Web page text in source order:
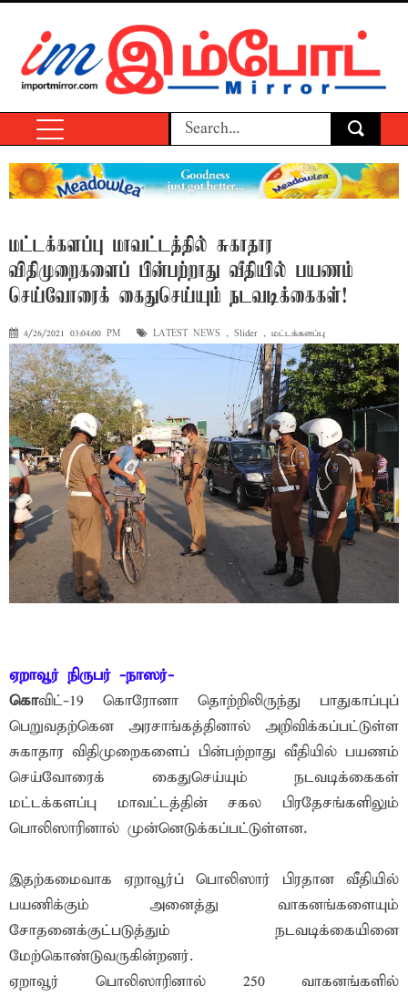
மட்டக்களப்பு மாவட்டத்தில் சுகாதார
விதிமுறைகளைப் பின்பற்றாது வீதியில் பயணம்
செய்வோரைக் கைதுசெய்யும் நடவடிக்கைகள்!
4/26/2021 03:04:00 PM LATEST NEWS , Slider , மட்டக்களப்பு
ஏறாவூர் நிருபர் -நாஸர்-
கொவிட்-19 கொரோனா தொற்றிலிருந்து பாதுகாப்புப்
பெறுவதற்கென அரசாங்கத்தினால் அறிவிக்கப்பட்டுள்ள
சுகாதார விதிமுறைகளைப் பின்பற்றாது வீதியில் பயணம்
செய்வோரைக் கைதுசெய்யும் நடவடிக்கைகள்
மட்டக்களப்பு மாவட்டத்தின் சகல பிரதேசங்களிலும்
பொலிஸாரினால் முன்னெடுக்கப்பட்டுள்ளன.
இதற்கமைவாக ஏறாவூர்ப் பொலிஸார் பிரதான வீதியில்
பயணிக்கும் அனைத்து வாகனங்களையும்
சோதனைக்குட்படுத்தும் நடவடிக்கையினை
மேற்கொண்டுவருகின்றனர்.
ஏறாவூர் பொலிஸாரினால் 250 வாகனங்களில்